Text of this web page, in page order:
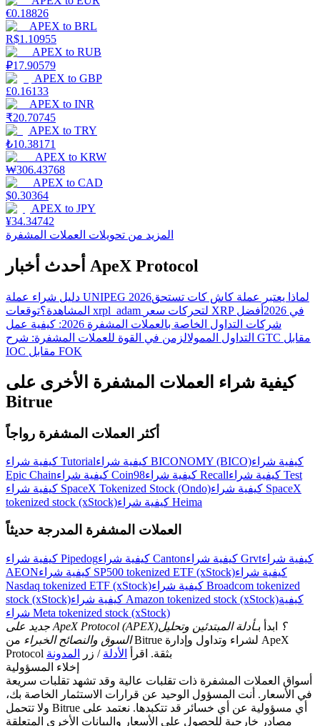
€0.18826
APEX to BRL
R$1.10955
APEX to RUB
₽17.90579
APEX to GBP
£0.16133
APEX to INR
₹20.70745
APEX to TRY
₺10.38171
APEX to KRW
₩306.43768
APEX to CAD
$0.30364
APEX to JPY
¥34.34742
المزيد من تحويلات العملات المشفرة
أحدث أخبار ApeX Protocol
دليل شراء عملة UNIPEG 2026لماذا يعتبر عملة كاش كات تستحق
المشاهدة؟
توقعات xrpl_adam لتحركات سعر XRP في 2026
أفضل
شركات التداول الخاصة بالعملات المشفرة 2026: كيفية عمل
التداول الممولالزمن في القوة للعملات المشفرة: شرح GTC مقابل
IOC مقابل FOK
كيفية شراء العملات المشفرة الأخرى على
Bitrue
أكثر العملات المشفرة رواجاً
كيفية شراء Tutorial كيفية شراء BICONOMY (BICO)كيفية شراء
Epic Chain
كيفية شراء Coin98 كيفية شراء Recall
كيفية شراء Test
كيفية شراء SpaceX Tokenized Stock (Ondo)كيفية شراء SpaceX
tokenized stock (xStock)
كيفية شراء Heima
العملات المشفرة المدرجة حديثاً
كيفية شراء Pipedog كيفية شراء Canton كيفية شراء Grvtكيفية شراء
AEON
كيفية شراء SP500 tokenized ETF (xStock)كيفية شراء
Nasdaq tokenized ETF (xStock)كيفية شراء Broadcom tokenized
stock (xStock)
كيفية شراء Amazon tokenized stock (xStock)كيفية
شراء Meta tokenized stock (xStock)
جديد على ApeX Protocol (APEX)؟
ابدأ بـأدلة المبتدئين وتحليل
السوق والنصائح الخبراء من Bitrue لشراء وتداول وإدارة ApeX
Protocol بثقة. اقرأ
الأدلة / زر
المدونة
إخلاء المسؤولية
أسواق العملات المشفرة ذات تقلبات عالية وقد تشهد تقلبات سريعة
في الأسعار. أنت المسؤول الوحيد عن قرارات الاستثمار الخاصة بك،
ولا تتحمل Bitrue أي مسؤولية عن أي خسائر قد تتكبدها. نعتمد على
مصادر خارجية للحصول على الأسعار والبيانات الأخرى المتعلقة